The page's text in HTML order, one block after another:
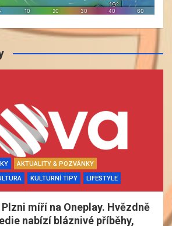
AKTUALITY & POZVÁNKY
KULTURNÍ TIPY LIFESTYLE
míří na Oneplay. Hvězdně
nabízí bláznivé příběhy,